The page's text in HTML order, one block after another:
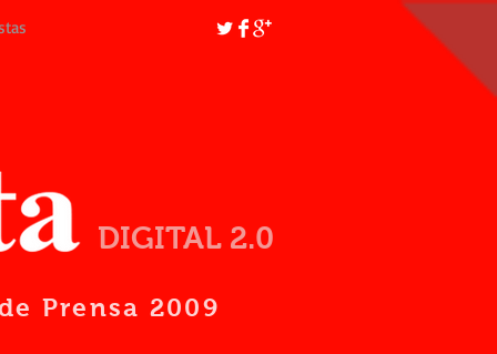
DIGITAL 2.0
Prensa 2009